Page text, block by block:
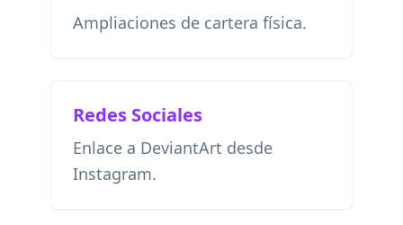
Ampliaciones de cartera física.
Redes Sociales
Enlace a DeviantArt desde
Instagram.